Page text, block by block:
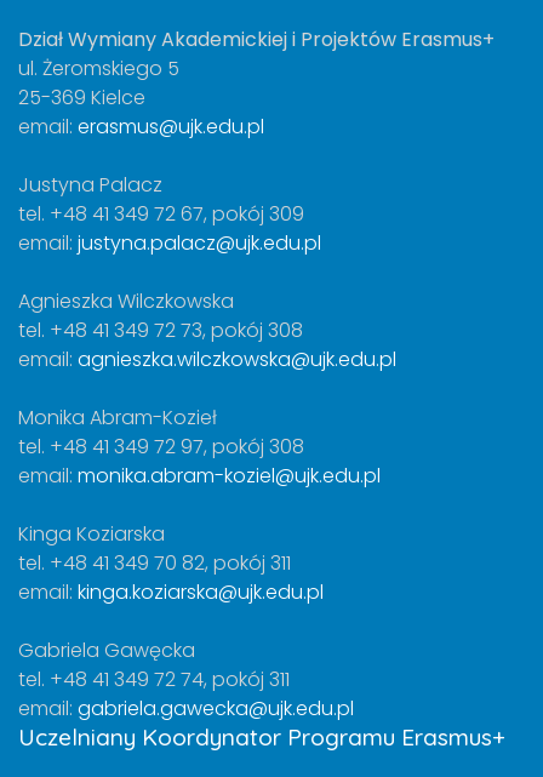
Dział Wymiany Akademickiej i Projektów Erasmus+
ul. Żeromskiego 5
25-369 Kielce
email: erasmus@ujk.edu.pl
Justyna Palacz
tel. +48 41 349 72 67, pokój 309
email: justyna.palacz@ujk.edu.pl
Agnieszka Wilczkowska
tel. +48 41 349 72 73, pokój 308
email: agnieszka.wilczkowska@ujk.edu.pl
Monika Abram-Kozieł
tel. +48 41 349 72 97, pokój 308
email: monika.abram-koziel@ujk.edu.pl
Kinga Koziarska
tel. +48 41 349 70 82, pokój 311
email: kinga.koziarska@ujk.edu.pl
Gabriela Gawęcka
tel. +48 41 349 72 74, pokój 311
email: gabriela.gawecka@ujk.edu.pl
Uczelniany Koordynator Programu Erasmus+